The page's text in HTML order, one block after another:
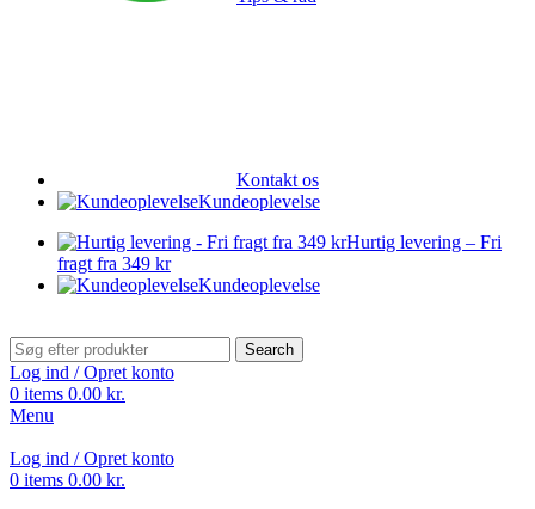
Kontakt os
Kundeoplevelse
Hurtig levering – Fri
fragt fra 349 kr
Kundeoplevelse
Search
Log ind / Opret konto
0 items 0.00 kr.
Menu
Log ind / Opret konto
0 items 0.00 kr.